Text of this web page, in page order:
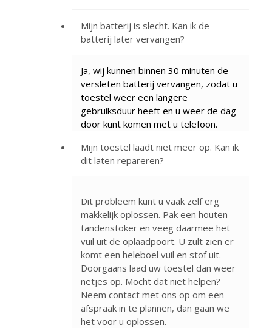
Mijn batterij is slecht. Kan ik de
batterij later vervangen?
Ja, wij kunnen binnen 30 minuten de
versleten batterij vervangen, zodat u
toestel weer een langere
gebruiksduur heeft en u weer de dag
door kunt komen met u telefoon.
Mijn toestel laadt niet meer op. Kan ik
dit laten repareren?
Dit probleem kunt u vaak zelf erg
makkelijk oplossen. Pak een houten
tandenstoker en veeg daarmee het
vuil uit de oplaadpoort. U zult zien er
komt een heleboel vuil en stof uit.
Doorgaans laad uw toestel dan weer
netjes op. Mocht dat niet helpen?
Neem contact met ons op om een
afspraak in te plannen, dan gaan we
het voor u oplossen.